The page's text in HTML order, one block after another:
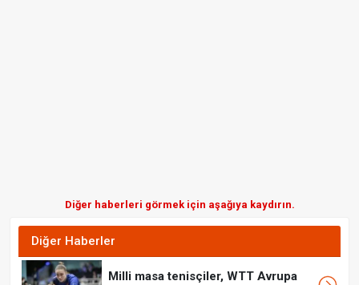
Diğer haberleri görmek için aşağıya kaydırın.
Diğer Haberler
Milli masa tenisçiler, WTT Avrupa